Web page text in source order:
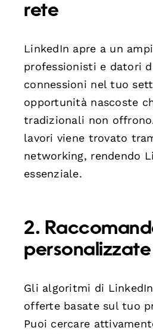
rete
LinkedIn apre a un
professionisti e datori
connessioni nel tuo
opportunità nascoste
tradizionali non
lavori viene trovato
networking, rendendo
essenziale.
2.
Gli algoritmi di
offerte basate sul tuo
Puoi cercare